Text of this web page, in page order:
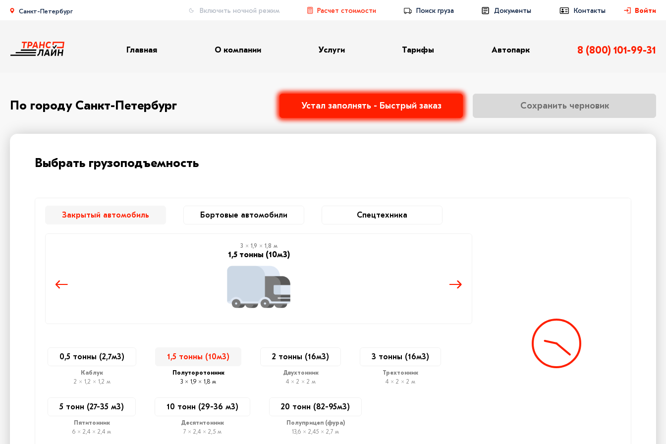
Санкт-Петербург Включить ночной режим Расчет стоимости Поиск груза Документы Контакты Войти
Главная О компании Услуги Тарифы Автопарк 8 (800) 101-99-31
По городу Санкт-Петербург Устал заполнять - Быстрый заказ Сохранить черновик
Выбрать грузоподъемность
Закрытый автомобиль Бортовые автомобили Спецтехника
3 × 1,9 × 1,8 м
1,5 тонны (10м3)
0,5 тонны (2,7м3)
Каблук
2 × 1,2 × 1,2 м
1,5 тонны (10м3)
Полуторотонник
3 × 1,9 × 1,8 м
2 тонны (16м3)
Двухтонник
4 × 2 × 2 м
3 тонны (16м3)
Трехтонник
4 × 2 × 2 м
5 тонн (27-35 м3)
Пятитонник
6 × 2,4 × 2,4 м
10 тонн (29-36 м3)
Десятитонник
7 × 2,4 × 2,5 м
20 тонн (82-95м3)
Полуприцеп (фура)
13,6 × 2,45 × 2,7 м